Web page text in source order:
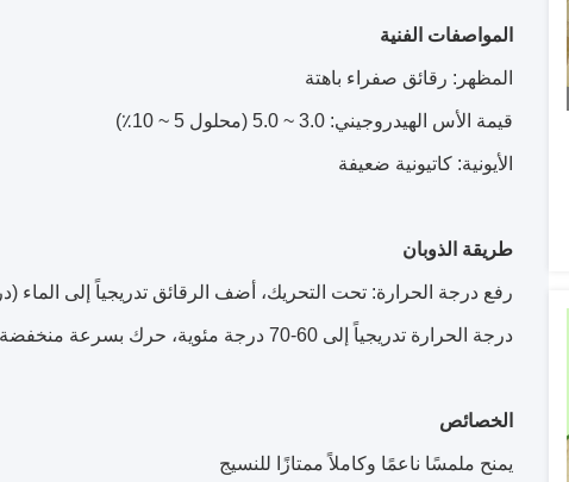
المواصفات الفنية
المظهر: رقائق صفراء باهتة
قيمة الأس الهيدروجيني: 3.0 ~ 5.0 (محلول 5 ~ 10٪)
الأيونية: كاتيونية ضعيفة
طريقة الذوبان
درجة الحرارة تدريجياً إلى 60-70 درجة مئوية، حرك بسرعة منخفضة حتى تذوب تمامًا.
الخصائص
يمنح ملمسًا ناعمًا وكاملاً ممتازًا للنسيج